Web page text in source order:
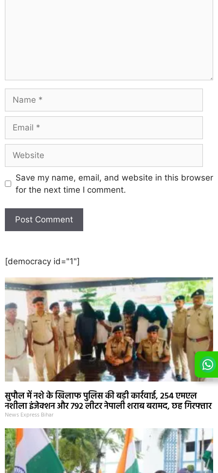
Save my name, email, and website in this browser
for the next time I comment.
[democracy id="1"]
सुपौल में नशे के खिलाफ पुलिस की बड़ी कार्रवाई, 254 एमएल
नशीला इंजेक्शन और 792 लीटर नेपाली शराब बरामद, छह गिरफ्तार
News Express Bihar